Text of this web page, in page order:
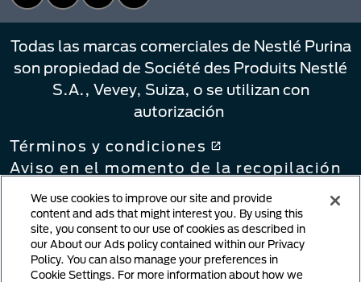
Todas las marcas comerciales de Nestlé Purina
son propiedad de Société des Produits Nestlé
S.A., Vevey, Suiza, o se utilizan con
autorización
Términos y condiciones
Aviso en el momento de la recopilación
Política de privacidad
Sus Opciones de Privacidad
Política de vinculación
Notificación de infracción de derechos
de autor
We use cookies to improve our site and provide
content and ads that might interest you. By using this
site, you consent to our use of cookies as described in
our About our Ads policy contained within our Privacy
Policy. You can also manage your preferences in
Cookie Settings. For more information about how we